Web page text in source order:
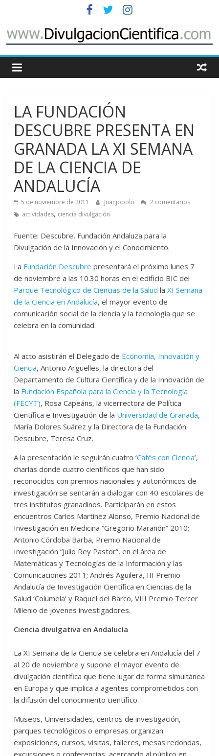
contenido
Cosas
divulgación
ciencia
LA FUNDACIÓN
DESCUBRE PRESENTA EN
GRANADA LA XI SEMANA
DE LA CIENCIA DE
ANDALUCÍA
5 de noviembre de 2011 Juanjopolo
2 comentarios
actividades, ciencia divulgación
Fuente: Descubre, Fundación Andaluza para la
Divulgación de la Innovación y el Conocimiento.
La Fundación Descubre presentará el próximo lunes 7
de noviembre a las 10.30 horas en el edificio BIC del
Parque Tecnológico de Ciencias de la Salud laXI Semana
de la Ciencia en Andalucía, el mayor evento de
comunicación social de la ciencia y la tecnología que se
celebra en la comunidad.
Al acto asistirán el Delegado de Economía, Innovación y
Ciencia, Antonio Argüelles, la directora del
Departamento de Cultura Científica y de la Innovación de
la Fundación Española para la Ciencia y la Tecnología
(FECYT), Rosa Capeáns, la vicerrectora de Política
Científica e Investigación de la Universidad de Granada,
María Dolores Suárez y la Directora de la Fundación
Descubre, Teresa Cruz.
A la presentación le seguirán cuatro ‘Cafés con Ciencia’,
charlas donde cuatro científicos que han sido
reconocidos con premios nacionales y autonómicos de
investigación se sentarán a dialogar con 40 escolares de
tres institutos granadinos. Participarán en estos
encuentros Carlos Martínez Alonso, Premio Nacional de
Investigación en Medicina “Gregorio Marañón” 2010;
Antonio Córdoba Barba, Premio Nacional de
Investigación “Julio Rey Pastor”, en el área de
Matemáticas y Tecnologías de la Información y las
Comunicaciones 2011; Andrés Aguilera, III Premio
Andalucía de Investigación Científica en Ciencias de la
Salud ‘Columela’ y Raquel del Barco, VIII Premio Tercer
Milenio de jóvenes investigadores.
Ciencia divulgativa en Andalucía
La XI Semana de la Ciencia se celebra en Andalucía del 7
al 20 de noviembre y supone el mayor evento de
divulgación científica que tiene lugar de forma simultánea
en Europa y que implica a agentes comprometidos con
la difusión del conocimiento científico.
Museos, Universidades, centros de investigación,
parques tecnológicos o empresas organizan
exposiciones, cursos, visitas, talleres, mesas redondas,
excursiones o conferencias, acercando al público en